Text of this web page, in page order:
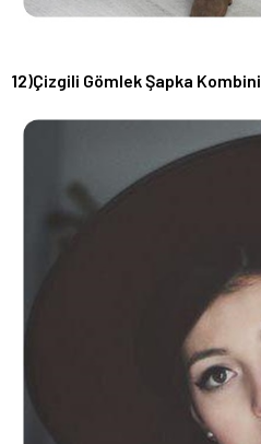
12)Çizgili Gömlek Şapka Kombini